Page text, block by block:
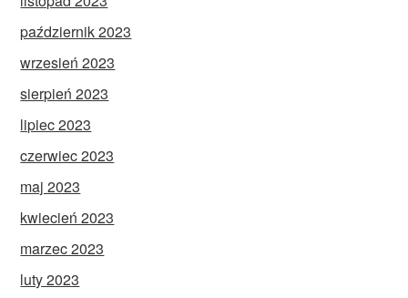
październik 2023
wrzesień 2023
sierpień 2023
lipiec 2023
czerwiec 2023
maj 2023
kwiecień 2023
marzec 2023
luty 2023